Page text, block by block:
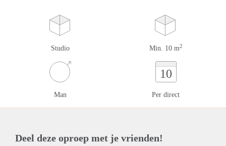
Studio Min. 10 m2
Man
10
Per direct
Deel deze oproep met je vrienden!